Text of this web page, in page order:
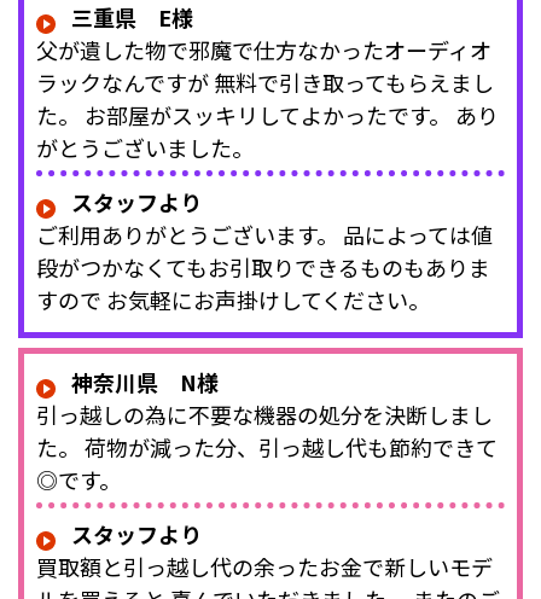
三重県 E様
父が遺した物で邪魔で仕方なかったオーディオ
ラックなんですが 無料で引き取ってもらえまし
た。 お部屋がスッキリしてよかったです。 あり
がとうございました。
スタッフより
ご利用ありがとうございます。 品によっては値
段がつかなくてもお引取りできるものもありま
すので お気軽にお声掛けしてください。
神奈川県 N様
引っ越しの為に不要な機器の処分を決断しまし
た。 荷物が減った分、引っ越し代も節約できて
◎です。
スタッフより
買取額と引っ越し代の余ったお金で新しいモデ